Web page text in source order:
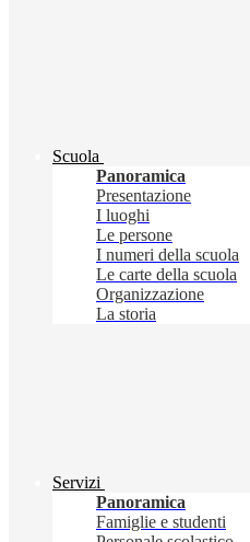
Scuola
Panoramica
Presentazione
I luoghi
Le persone
I numeri della scuola
Le carte della scuola
Organizzazione
La storia
Servizi
Panoramica
Famiglie e studenti